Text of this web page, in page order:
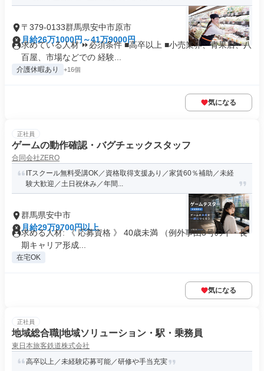
〒379-0133群馬県安中市原市
月給26万1000円～41万9000円
求めている人材 ⏩必須条件 ■高卒以上 ■小売業界、青果店、八
百屋、市場などでの 経験...
介護休暇あり +16個
気になる
正社員
ゲームの動作確認・バグチェックスタッフ
合同会社ZERO
ITスクール無料受講OK／資格取得支援あり／家賃60％補助／未経
験大歓迎／土日祝休み／年間...
群馬県安中市
月給29万9700円以上
求める人材: 《 応募資格 》 40歳未満 （例外事由3号のイ・長
期キャリア形成...
在宅OK
気になる
正社員
地域総合職|地域ソリューション・駅・乗務員
東日本旅客鉄道株式会社
高卒以上／未経験応募可能／研修や手当充実